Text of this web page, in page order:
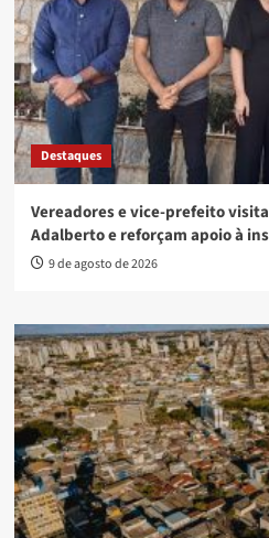
Destaques
Vereadores e vice-prefeito
Adalberto e reforçam apoio à
9 de agosto de 2026